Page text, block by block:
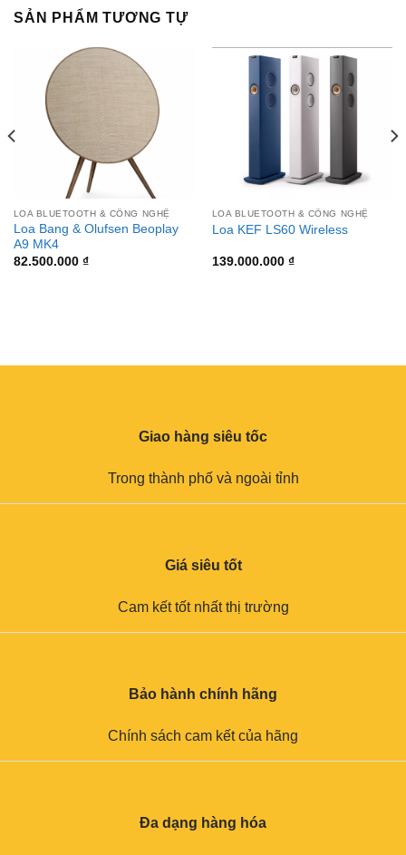
SẢN PHẨM TƯƠNG TỰ
LOA BLUETOOTH & CÔNG NGHỆ
Loa Bang & Olufsen Beoplay
A9 MK4
82.500.000 ₫
LOA BLUETOOTH & CÔNG NGHỆ
Loa KEF LS60 Wireless
139.000.000 ₫
Giao hàng siêu tốc
Trong thành phố và ngoài tỉnh
Giá siêu tốt
Cam kết tốt nhất thị trường
Bảo hành chính hãng
Chính sách cam kết của hãng
Đa dạng hàng hóa